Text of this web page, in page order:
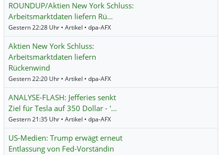
ROUNDUP/Aktien New York Schluss:
Arbeitsmarktdaten liefern Rü…
Gestern 22:28 Uhr • Artikel • dpa-AFX
Aktien New York Schluss:
Arbeitsmarktdaten liefern
Rückenwind
Gestern 22:20 Uhr • Artikel • dpa-AFX
ANALYSE-FLASH: Jefferies senkt
Ziel für Tesla auf 350 Dollar - '…
Gestern 21:35 Uhr • Artikel • dpa-AFX
US-Medien: Trump erwägt erneut
Entlassung von Fed-Vorständin